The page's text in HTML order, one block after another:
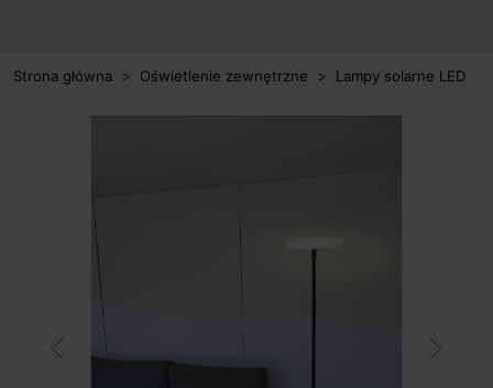
Strona główna Oświetlenie zewnętrzne Lampy solarne LED
Previous